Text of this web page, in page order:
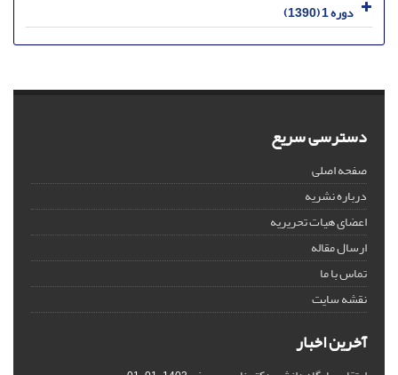
دوره 1 (1390)
دسترسی سریع
صفحه اصلی
درباره نشریه
اعضای هیات تحریریه
ارسال مقاله
تماس با ما
نقشه سایت
آخرین اخبار